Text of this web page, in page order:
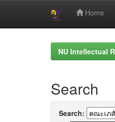
Home
NU Intellectual
Search
Search: